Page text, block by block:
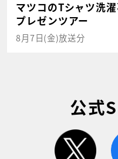
マツコのTシャツ洗
プレゼンツアー
8月7日(金)放送分
公式